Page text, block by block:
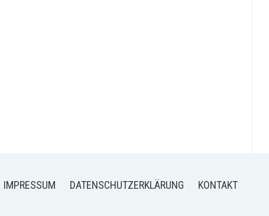
IMPRESSUM DATENSCHUTZERKLÄRUNG KONTAKT